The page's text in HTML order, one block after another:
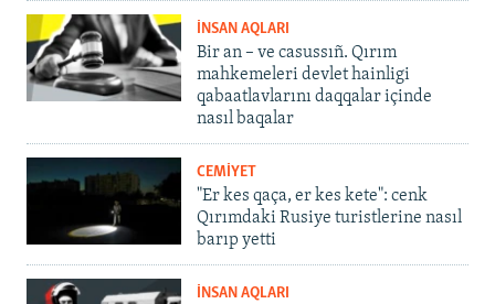
İNSAN AQLARI
Bir an – ve casussıñ. Qırım
mahkemeleri devlet hainligi
qabaatlavlarını daqqalar içinde
nasıl baqalar
CEMİYET
"Er kes qaça, er kes kete": cenk
Qırımdaki Rusiye turistlerine nasıl
barıp yetti
İNSAN AQLARI